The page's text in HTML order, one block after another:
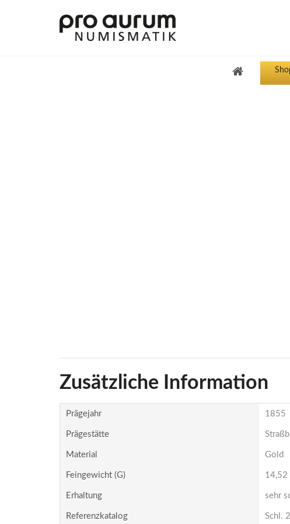
Zusätzliche Information
Prägejahr 1855
Prägestätte
Material Gold
Feingewicht (g) 14,52
Erhaltung sehr
Referenzkatalog Schl.